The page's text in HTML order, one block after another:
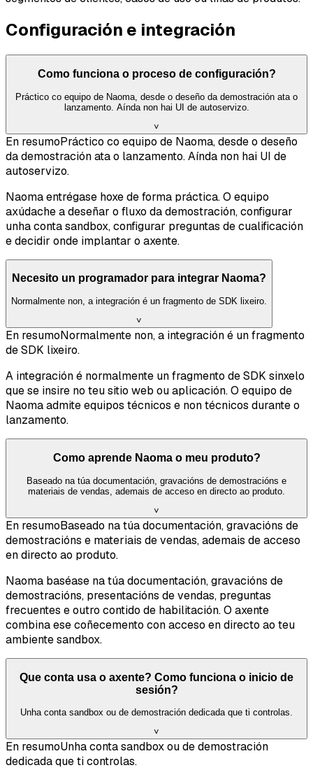
Configuración e integración
Como funciona o proceso de configuración?
Práctico co equipo de Naoma, desde o deseño da demostración ata o
lanzamento. Aínda non hai UI de autoservizo.
˅
En resumoPráctico co equipo de Naoma, desde o deseño
da demostración ata o lanzamento. Aínda non hai UI de
autoservizo.
Naoma entrégase hoxe de forma práctica. O equipo
axúdache a deseñar o fluxo da demostración, configurar
unha conta sandbox, configurar preguntas de cualificación
e decidir onde implantar o axente.
Necesito un programador para integrar Naoma?
Normalmente non, a integración é un fragmento de SDK lixeiro.
˅
En resumoNormalmente non, a integración é un fragmento
de SDK lixeiro.
A integración é normalmente un fragmento de SDK sinxelo
que se insire no teu sitio web ou aplicación. O equipo de
Naoma admite equipos técnicos e non técnicos durante o
lanzamento.
Como aprende Naoma o meu produto?
Baseado na túa documentación, gravacións de demostracións e
materiais de vendas, ademais de acceso en directo ao produto.
˅
En resumoBaseado na túa documentación, gravacións de
demostracións e materiais de vendas, ademais de acceso
en directo ao produto.
Naoma baséase na túa documentación, gravacións de
demostracións, presentacións de vendas, preguntas
frecuentes e outro contido de habilitación. O axente
combina ese coñecemento con acceso en directo ao teu
ambiente sandbox.
Que conta usa o axente? Como funciona o inicio de
sesión?
Unha conta sandbox ou de demostración dedicada que ti controlas.
˅
En resumoUnha conta sandbox ou de demostración
dedicada que ti controlas.